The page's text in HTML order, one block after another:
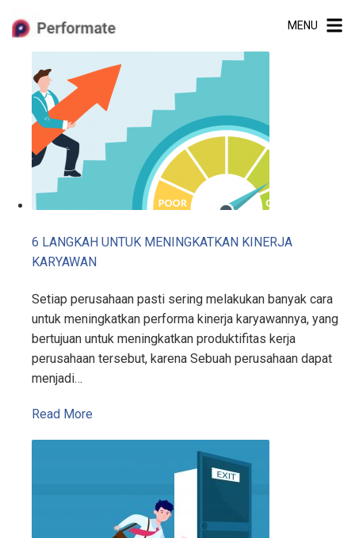
content
MENU
6 LANGKAH UNTUK MENINGKATKAN KINERJA
KARYAWAN
Setiap perusahaan pasti sering melakukan banyak cara
untuk meningkatkan performa kinerja karyawannya, yang
bertujuan untuk meningkatkan produktifitas kerja
perusahaan tersebut, karena Sebuah perusahaan dapat
menjadi…
Read More